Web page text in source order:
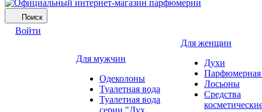
Поиск
Войти
Для мужчин
Одеколоны
Туалетная вода
Туалетная вода
серии "Дух
Для женщин
Духи
Парфюмерная
Лосьоны
Средства